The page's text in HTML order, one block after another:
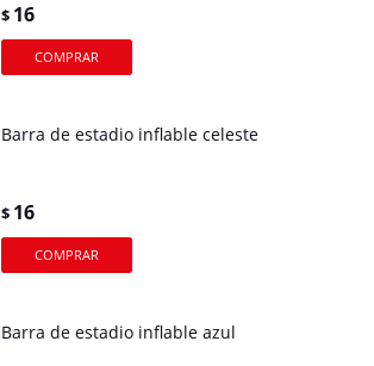
$ 16
Barra de estadio inflable celeste
$ 16
Barra de estadio inflable azul